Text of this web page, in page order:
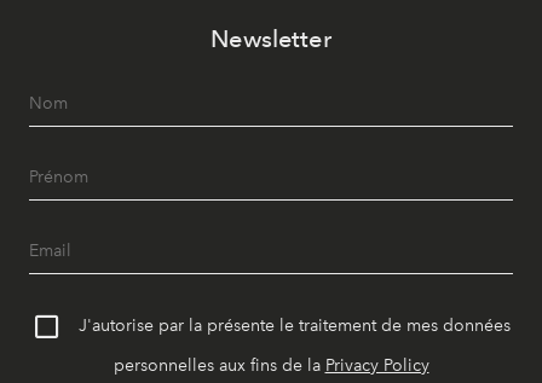
Newsletter
J'autorise par la présente le traitement de mes données
personnelles aux fins de la Privacy Policy